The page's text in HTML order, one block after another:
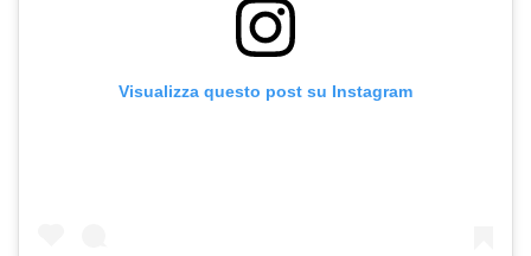
Visualizza questo post su Instagram